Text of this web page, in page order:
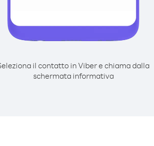
il contatto in Viber e chiama dalla
schermata informativa